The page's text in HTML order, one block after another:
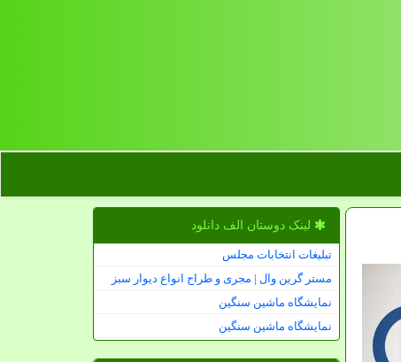
لینک دوستان الف دانلود
تبلیغات انتخابات مجلس
مستر گرین وال | مجری و طراح انواع دیوار سبز
نمایشگاه ماشین سنگین
نمایشگاه ماشین سنگین